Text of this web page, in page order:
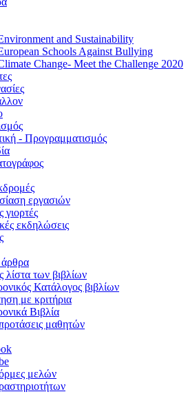
and Sustainability
Schools Against Bullying
Change- Meet the Challenge 2020
- Προγραμματισμός
εργασιών
γιορτές
εκδηλώσεις
άρθρα
λίστα των βιβλίων
Κατάλογος βιβλίων
με κριτήρια
Βιβλία
μαθητών
μελών